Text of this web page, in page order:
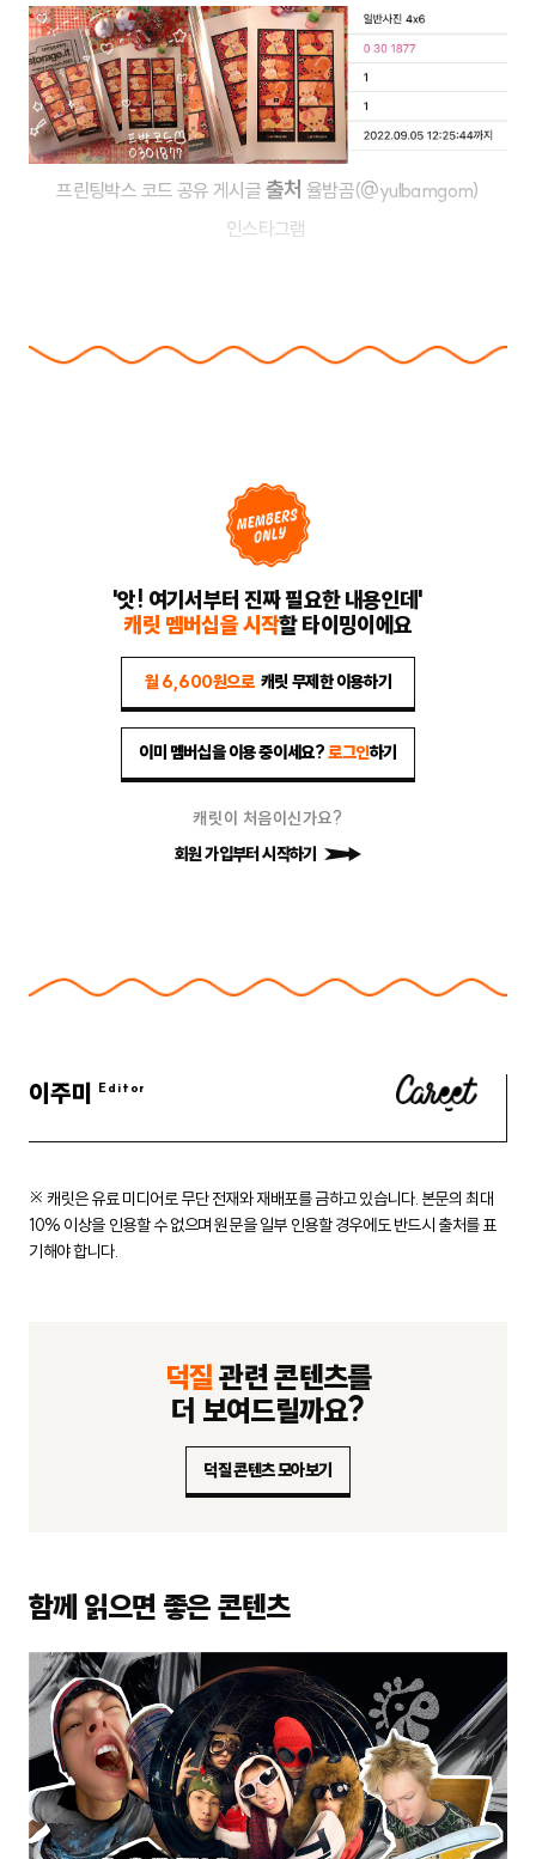
프린팅박스 코드 공유 게시글 출처 율밤곰(@yulbamgom)
인스타그램
'앗! 여기서부터 진짜 필요한 내용인데'
캐릿 멤버십을 시작할 타이밍이에요
월 6,600원으로 캐릿 무제한 이용하기
이미 멤버십을 이용 중이세요?로그인하기
캐릿이 처음이신가요?
회원 가입부터 시작하기
이주미
※ 캐릿은 유료 미디어로 무단 전재와 재배포를 금하고 있습니다. 본문의 최대
10% 이상을 인용할 수 없으며 원문을 일부 인용할 경우에도 반드시 출처를 표
기해야 합니다.
덕질 관련 콘텐츠를
더 보여드릴까요?
덕질 콘텐츠 모아보기
함께 읽으면 좋은 콘텐츠